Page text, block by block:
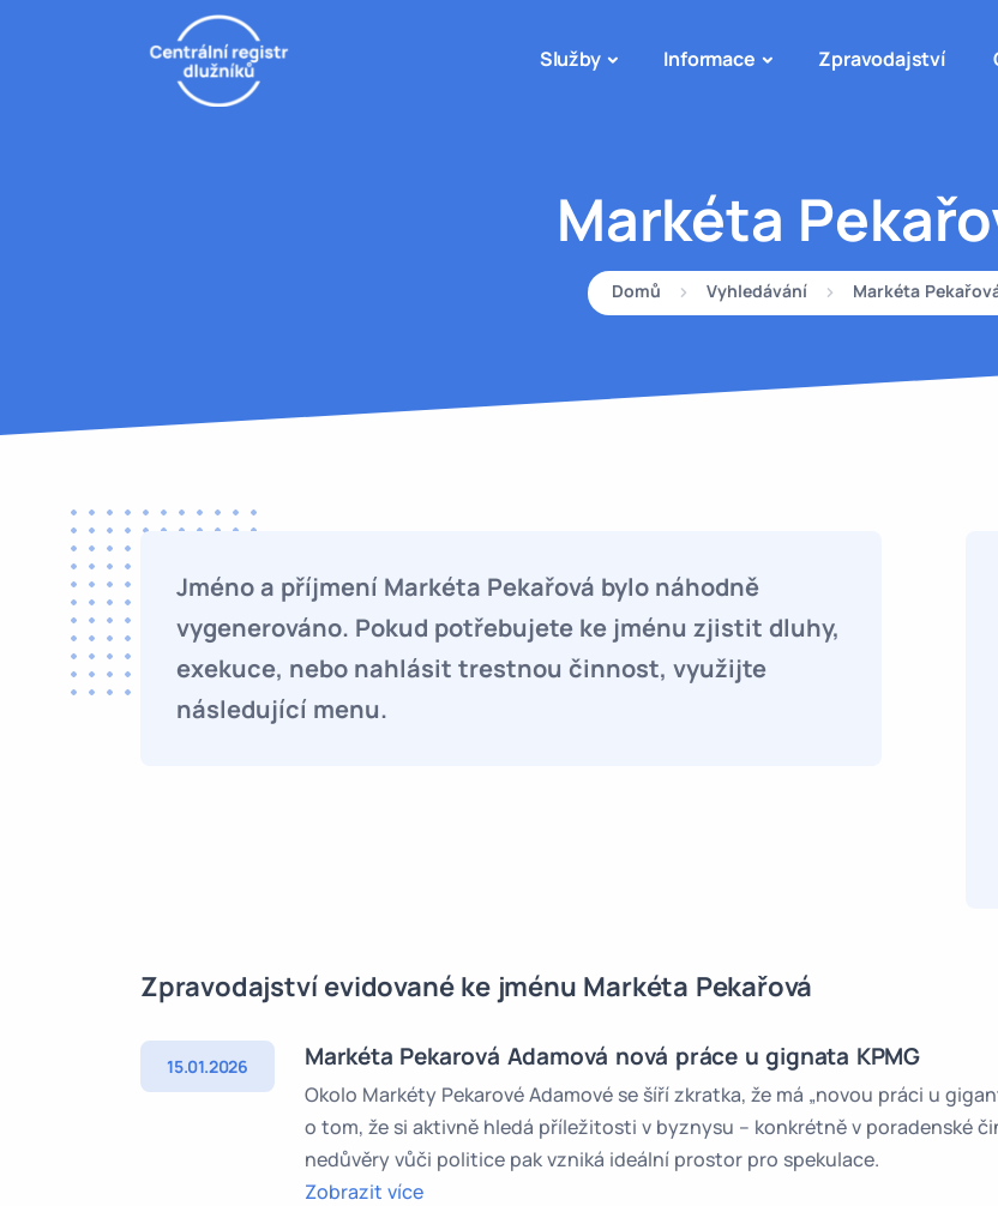
Služby Informace Zpravodajství
Markéta
Domů Vyhledávání Markéta
Jméno a příjmení Markéta Pekařová bylo náhodně
vygenerováno. Pokud potřebujete ke jménu zjistit dluhy,
exekuce, nebo nahlásit trestnou činnost, využijte
následující menu.
Zpravodajství evidované ke jménu Markéta Pekařová
15.01.2026 Markéta Pekarová Adamová nová práce u gignata KPMG
Okolo Markéty Pekarové Adamové se šíří zkratka, že má „novou práci u
o tom, že si aktivně hledá příležitosti v byznysu – konkrétně v poradenské
nedůvěry vůči politice pak vzniká ideální prostor pro spekulace.
Zobrazit více